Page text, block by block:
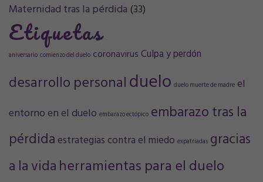
Maternidad tras la pérdida (33)
Etiquetas
aniversario comienzo del duelo coronavirus Culpa y perdón
desarrollo personalduelo duelo muerte de madre el
entorno en el duelo embarazo ectópico embarazo tras la
pérdida estrategias contra el miedo expatriadas gracias
a la vidaherramientas para el duelo